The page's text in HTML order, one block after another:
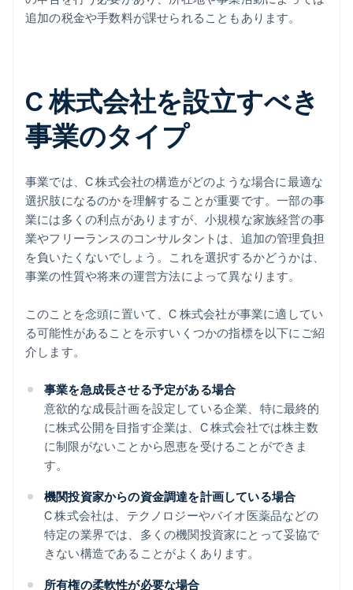
追加の税金や手数料が課せられることもあります。
C 株式会社を設立すべき
事業のタイプ
事業では、C 株式会社の構造がどのような場合に最適な
選択肢になるのかを理解することが重要です。一部の事
業には多くの利点がありますが、小規模な家族経営の事
業やフリーランスのコンサルタントは、追加の管理負担
を負いたくないでしょう。これを選択するかどうかは、
事業の性質や将来の運営方法によって異なります。
このことを念頭に置いて、C 株式会社が事業に適してい
る可能性があることを示すいくつかの指標を以下にご紹
介します。
事業を急成長させる予定がある場合
意欲的な成長計画を設定している企業、特に最終的
に株式公開を目指す企業は、C 株式会社では株主数
に制限がないことから恩恵を受けることができま
す。
機関投資家からの資金調達を計画している場合
C 株式会社は、テクノロジーやバイオ医薬品などの
特定の業界では、多くの機関投資家にとって妥協で
きない構造であることがよくあります。
所有権の柔軟性が必要な場合